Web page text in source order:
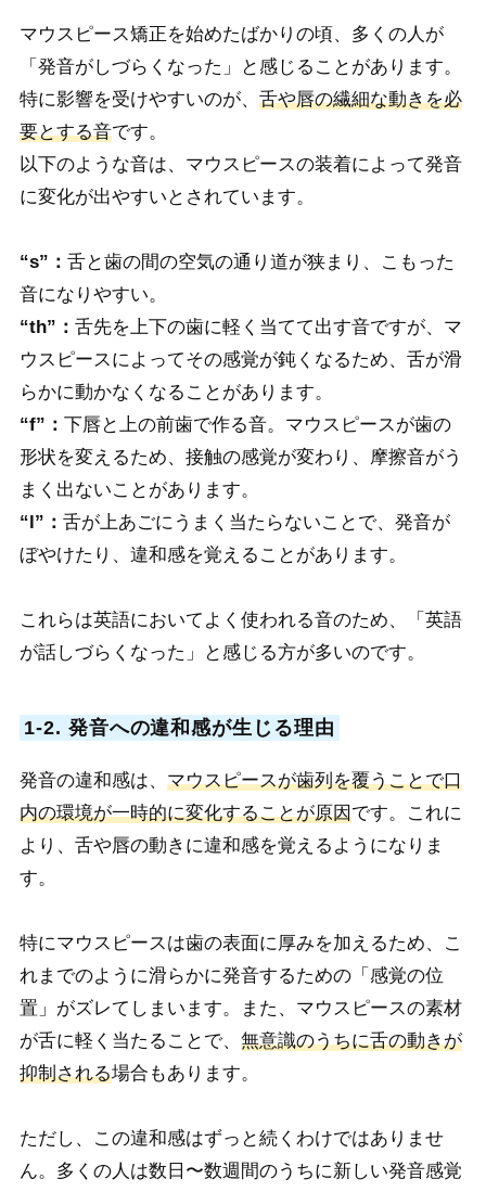
マウスピース矯正を始めたばかりの頃、多くの人が
「発音がしづらくなった」と感じることがあります。
特に影響を受けやすいのが、 舌や唇の繊細な動きを必
要とする音です。
以下のような音は、マウスピースの装着によって発音
に変化が出やすいとされています。
“s”： 舌と歯の間の空気の通り道が狭まり、こもった
音になりやすい。
“th”： 舌先を上下の歯に軽く当てて出す音ですが、マ
ウスピースによってその感覚が鈍くなるため、舌が滑
らかに動かなくなることがあります。
“f”： 下唇と上の前歯で作る音。マウスピースが歯の
形状を変えるため、接触の感覚が変わり、摩擦音がう
まく出ないことがあります。
“l”： 舌が上あごにうまく当たらないことで、発音が
ぼやけたり、違和感を覚えることがあります。
これらは英語においてよく使われる音のため、「英語
が話しづらくなった」と感じる方が多いのです。
1-2. 発音への違和感が生じる理由
発音の違和感は、 マウスピースが歯列を覆うことで口
内の環境が一時的に変化することが原因です。これに
より、舌や唇の動きに違和感を覚えるようになりま
す。
特にマウスピースは歯の表面に厚みを加えるため、こ
れまでのように滑らかに発音するための「感覚の位
置」がズレてしまいます。また、マウスピースの素材
が舌に軽く当たることで、 無意識のうちに舌の動きが
抑制される場合もあります。
ただし、この違和感はずっと続くわけではありませ
ん。多くの人は数日〜数週間のうちに新しい発音感覚